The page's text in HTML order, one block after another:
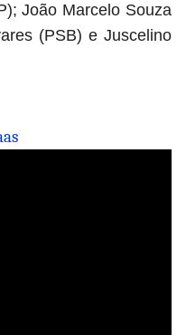
João Marcelo Souza
(PSB) e Juscelino